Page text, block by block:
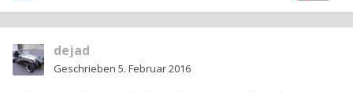
dejad
Geschrieben 5. Februar 2016